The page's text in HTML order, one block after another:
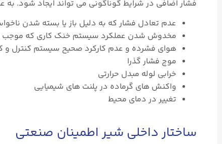
فشار اضافی در شرایط گوناگونی می تواند ایجاد شود. به
عدم تعادل فشار که به دلیل باز یا بسته شدن
مخدوش شدن عملکرد سیستم خنک کاری که موجب
هوای فشرده و عدم کارکرد صحیح سیستم کنترل و
موج فشار گذرا
خرابی لوله مبدل حرارتی
واکنش های گرماده در پلنت های شیمیایی
تغییر در دمای محیط
ساختار داخلی شیر اطمینان صنعتی